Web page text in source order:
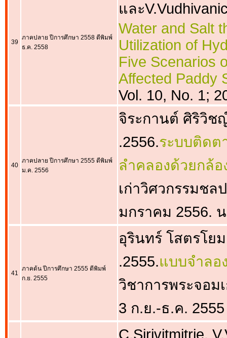
39
ภาคปลาย ปีการศึกษา 2558 ตีพิมพ์
ธ.ค. 2558
และ
Water and Salt
Utilization of
Five Scenarios
Affected Paddy
Vol. 10, No. 1;
40
ภาคปลาย ปีการศึกษา 2555 ตีพิมพ์
ม.ค. 2556
จิระกานต์ ศิริวิ
.2556.ระบบติดต
ลำคลองด้วยกล้
เก่าวิศวกรรมชล
มกราคม 2556.
41
ภาคต้น ปีการศึกษา 2555 ตีพิมพ์
ก.ย. 2555
อุรินทร์ โสตรโย
.2555.แบบจำลอ
วิชาการพระจอม
3 ก.ย.-ธ.ค.
C.Sirivitmitrie,